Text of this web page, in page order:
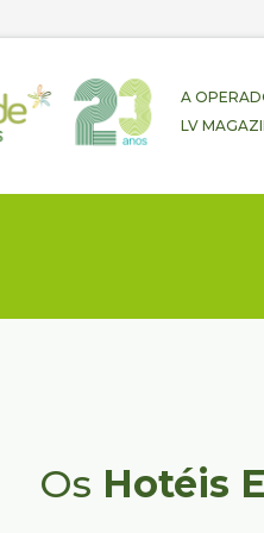
A
LV
Os Hotéis